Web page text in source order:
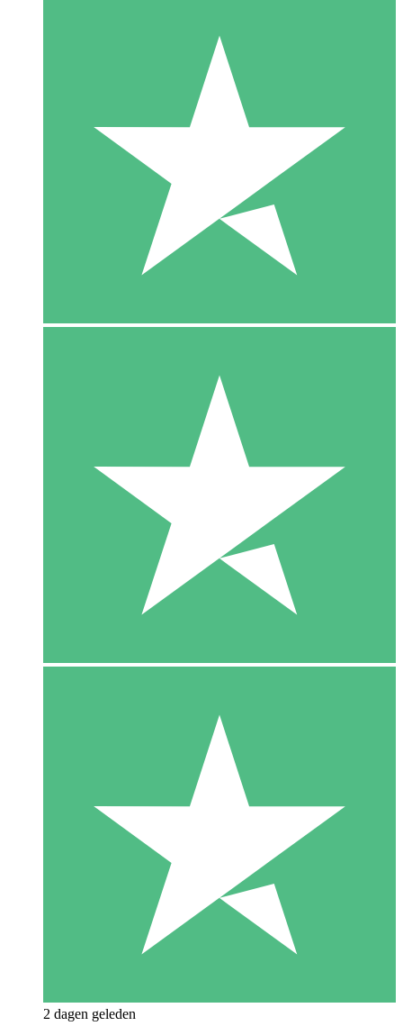
2 dagen geleden